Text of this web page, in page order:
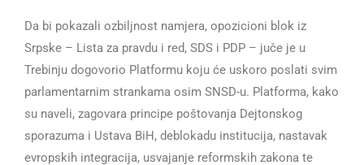
Da bi pokazali ozbiljnost namjera, opozicioni blok iz
Srpske – Lista za pravdu i red, SDS i PDP – juče je u
Trebinju dogovorio Platformu koju će uskoro poslati svim
parlamentarnim strankama osim SNSD-u. Platforma, kako
su naveli, zagovara principe poštovanja Dejtonskog
sporazuma i Ustava BiH, deblokadu institucija, nastavak
evropskih integracija, usvajanje reformskih zakona te